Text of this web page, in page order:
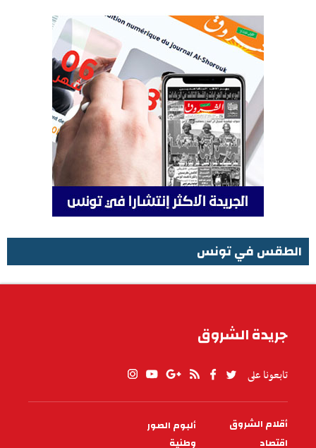
الطقس في تونس
جريدة الشروق
تابعونا على
PIED
DE
أقلام الشروق
ألبوم الصور
اقتصاد
وطنية